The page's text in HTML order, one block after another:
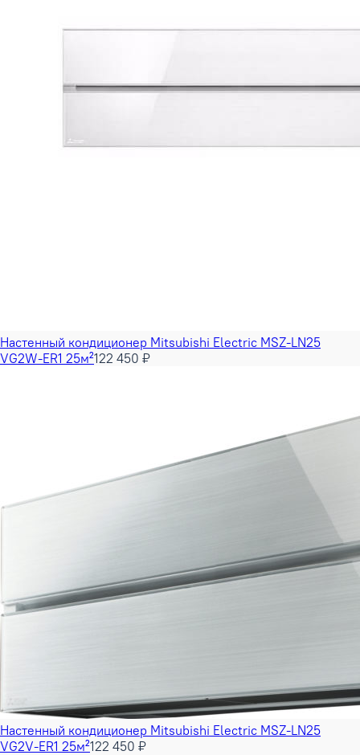
Настенный кондиционер Mitsubishi Electric MSZ-LN25
VG2W-ER1 25м²122 450 ₽
Настенный кондиционер Mitsubishi Electric MSZ-LN25
VG2V-ER1 25м²122 450 ₽